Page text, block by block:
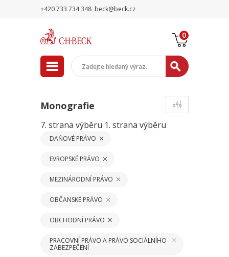
+420 733 734 348 beck@beck.cz
0
Monografie
7. strana výběru 1. strana výběru
DAŇOVÉ PRÁVO
EVROPSKÉ PRÁVO
MEZINÁRODNÍ PRÁVO
OBČANSKÉ PRÁVO
OBCHODNÍ PRÁVO
PRACOVNÍ PRÁVO A PRÁVO SOCIÁLNÍHO
ZABEZPEČENÍ